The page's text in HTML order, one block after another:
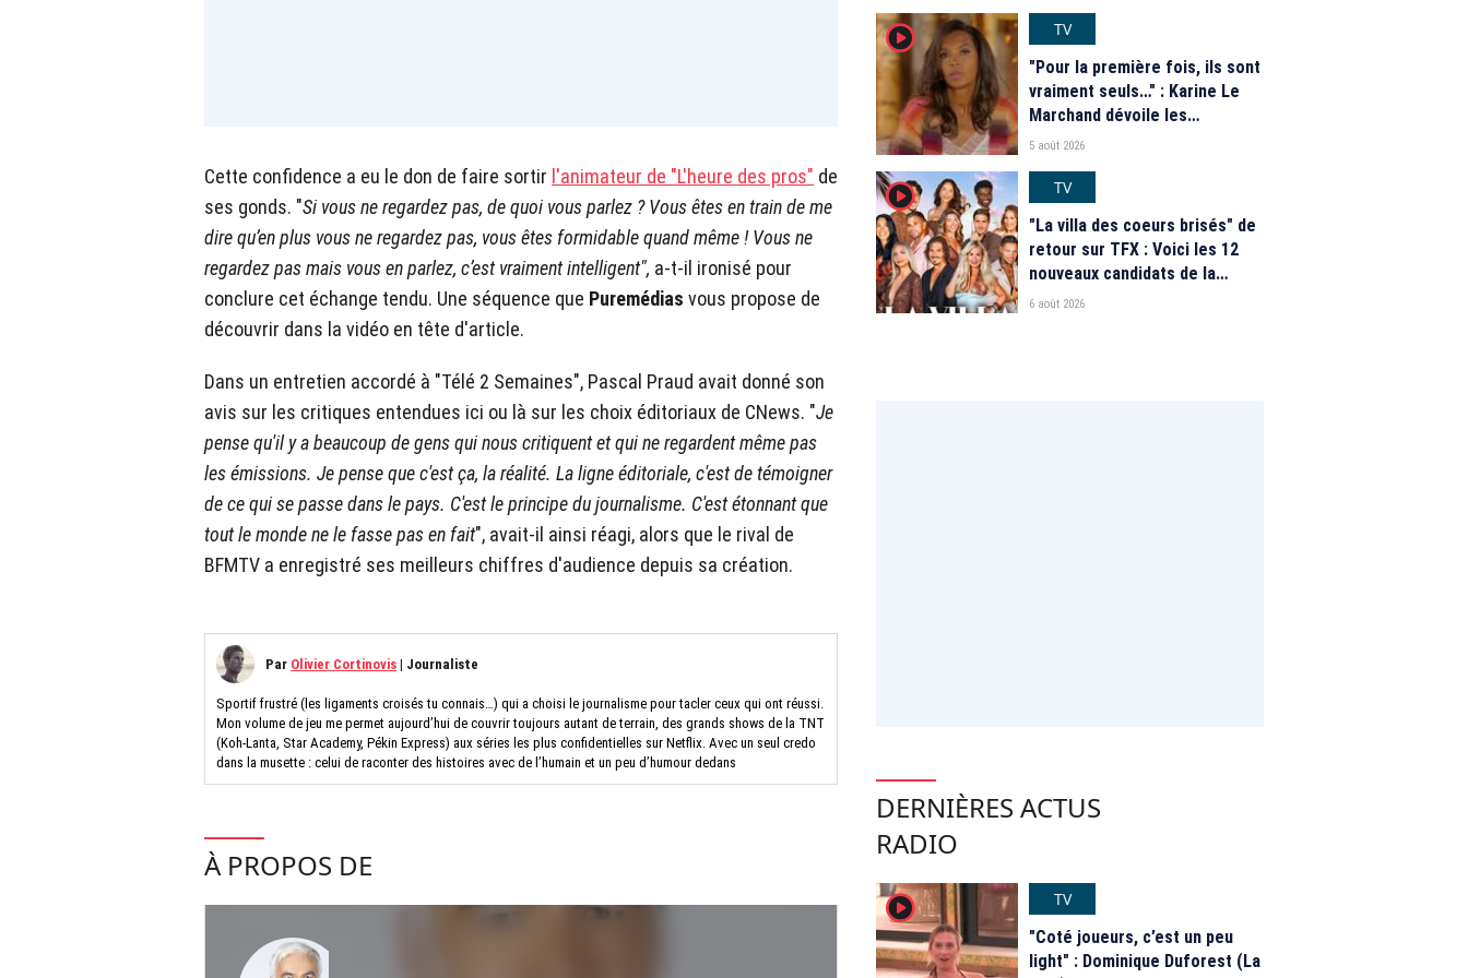
Cette confidence a eu le don de faire sortir l'animateur de "L'heure des pros" de
ses gonds. "Si vous ne regardez pas, de quoi vous parlez ? Vous êtes en train de me
dire qu’en plus vous ne regardez pas, vous êtes formidable quand même ! Vous ne
regardez pas mais vous en parlez, c’est vraiment intelligent", a-t-il ironisé pour
conclure cet échange tendu. Une séquence que Puremédias vous propose de
découvrir dans la vidéo en tête d'article.
Dans un entretien accordé à "Télé 2 Semaines", Pascal Praud avait donné son
avis sur les critiques entendues ici ou là sur les choix éditoriaux de CNews. "Je
pense qu'il y a beaucoup de gens qui nous critiquent et qui ne regardent même pas
les émissions. Je pense que c'est ça, la réalité. La ligne éditoriale, c'est de témoigner
de ce qui se passe dans le pays. C'est le principe du journalisme. C'est étonnant que
tout le monde ne le fasse pas en fait", avait-il ainsi réagi, alors que le rival de
BFMTV a enregistré ses meilleurs chiffres d'audience depuis sa création.
Par Olivier Cortinovis | Journaliste
Sportif frustré (les ligaments croisés tu connais…) qui a choisi le journalisme pour tacler ceux qui ont réussi.
Mon volume de jeu me permet aujourd’hui de couvrir toujours autant de terrain, des grands shows de la TNT
(Koh-Lanta, Star Academy, Pékin Express) aux séries les plus confidentielles sur Netflix. Avec un seul credo
dans la musette : celui de raconter des histoires avec de l’humain et un peu d’humour dedans
À PROPOS DE
player2
TV
"Pour la première fois, ils sont
vraiment seuls…" : Karine Le
Marchand dévoile les
nouveautés des speed dating
2026
5 août 2026
player2
TV
"La villa des coeurs brisés" de
retour sur TFX : Voici les 12
nouveaux candidats de la
saison 2026
6 août 2026
DERNIÈRES ACTUS
RADIO
player2
TV
"Coté joueurs, c’est un peu
light" : Dominique Duforest (La